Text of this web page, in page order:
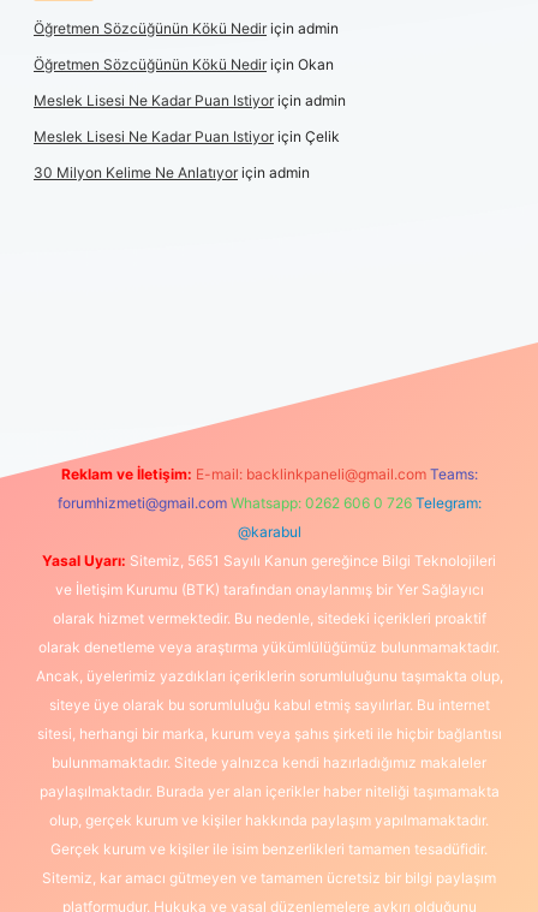
Öğretmen Sözcüğünün Kökü Nediriçin admin
Öğretmen Sözcüğünün Kökü Nediriçin Okan
Meslek Lisesi Ne Kadar Puan Istiyoriçin admin
Meslek Lisesi Ne Kadar Puan Istiyoriçin Çelik
30 Milyon Kelime Ne Anlatıyoriçin admin
elexbetgiris.org
Reklam ve İletişim: E-mail: backlinkpaneli@gmail.com Teams:
forumhizmeti@gmail.com Whatsapp: 0262 606 0 726 Telegram:
@karabul
Yasal Uyarı: Sitemiz, 5651 Sayılı Kanun gereğince Bilgi Teknolojileri
ve İletişim Kurumu (BTK) tarafından onaylanmış bir Yer Sağlayıcı
olarak hizmet vermektedir. Bu nedenle, sitedeki içerikleri proaktif
olarak denetleme veya araştırma yükümlülüğümüz bulunmamaktadır.
Ancak, üyelerimiz yazdıkları içeriklerin sorumluluğunu taşımakta olup,
siteye üye olarak bu sorumluluğu kabul etmiş sayılırlar. Bu internet
sitesi, herhangi bir marka, kurum veya şahıs şirketi ile hiçbir bağlantısı
bulunmamaktadır. Sitede yalnızca kendi hazırladığımız makaleler
paylaşılmaktadır. Burada yer alan içerikler haber niteliği taşımamakta
olup, gerçek kurum ve kişiler hakkında paylaşım yapılmamaktadır.
Gerçek kurum ve kişiler ile isim benzerlikleri tamamen tesadüfidir.
Sitemiz, kar amacı gütmeyen ve tamamen ücretsiz bir bilgi paylaşım
platformudur. Hukuka ve yasal düzenlemelere aykırı olduğunu